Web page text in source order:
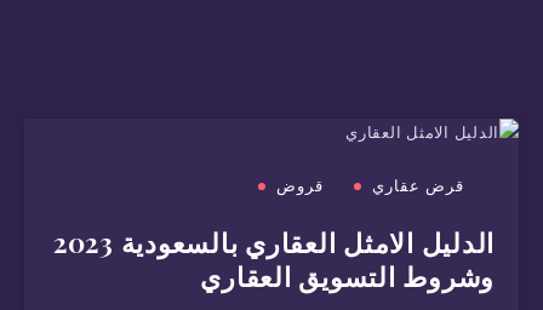
قرض عقاري قروض
الدليل الامثل العقاري بالسعودية 2023
وشروط التسويق العقاري